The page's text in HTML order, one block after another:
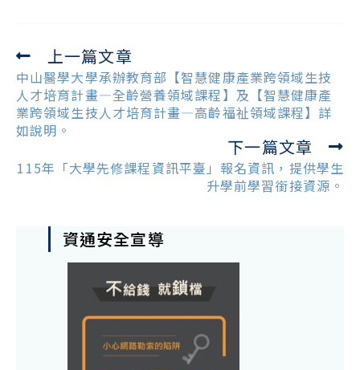
Read
more
articles
上一篇文章
中山醫學大學承辦教育部【智慧健康產業跨領域生技
人才培育計畫—全齡營養領域課程】及【智慧健康產
業跨領域生技人才培育計畫—高齡福祉領域課程】詳
如說明。
下一篇文章
115年「大學先修課程資訊平臺」報名資訊，提供學生
升學前學習銜接資源。
資通安全宣導